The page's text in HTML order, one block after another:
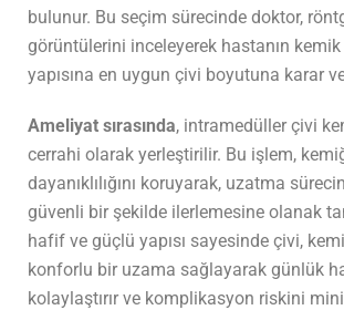
bulunur. Bu seçim sürecinde doktor,
görüntülerini inceleyerek hastanın kemik
yapısına en uygun çivi boyutuna karar
Ameliyat sırasında, intramedüller çivi
cerrahi olarak yerleştirilir. Bu işlem,
dayanıklılığını koruyarak, uzatma
güvenli bir şekilde ilerlemesine olanak
hafif ve güçlü yapısı sayesinde çivi,
konforlu bir uzama sağlayarak günlük
kolaylaştırır ve komplikasyon riskini